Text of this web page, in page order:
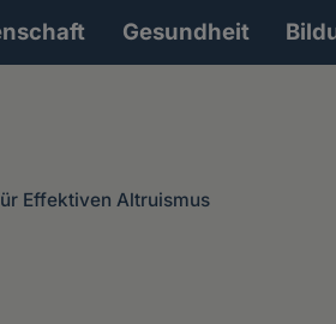
Gesundheit
Effektiven Altruismus